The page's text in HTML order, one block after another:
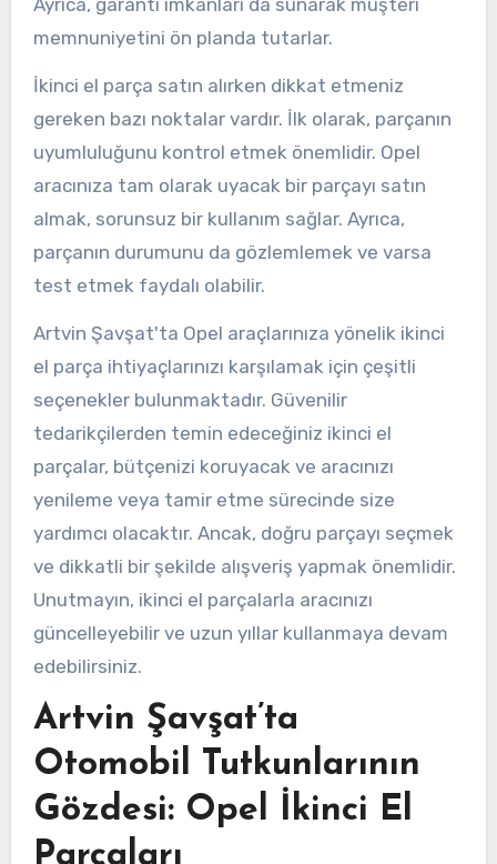
Ayrıca, garanti imkanları da sunarak müşteri
memnuniyetini ön planda tutarlar.
İkinci el parça satın alırken dikkat etmeniz
gereken bazı noktalar vardır. İlk olarak, parçanın
uyumluluğunu kontrol etmek önemlidir. Opel
aracınıza tam olarak uyacak bir parçayı satın
almak, sorunsuz bir kullanım sağlar. Ayrıca,
parçanın durumunu da gözlemlemek ve varsa
test etmek faydalı olabilir.
Artvin Şavşat'ta Opel araçlarınıza yönelik ikinci
el parça ihtiyaçlarınızı karşılamak için çeşitli
seçenekler bulunmaktadır. Güvenilir
tedarikçilerden temin edeceğiniz ikinci el
parçalar, bütçenizi koruyacak ve aracınızı
yenileme veya tamir etme sürecinde size
yardımcı olacaktır. Ancak, doğru parçayı seçmek
ve dikkatli bir şekilde alışveriş yapmak önemlidir.
Unutmayın, ikinci el parçalarla aracınızı
güncelleyebilir ve uzun yıllar kullanmaya devam
edebilirsiniz.
Artvin Şavşat’ta
Otomobil Tutkunlarının
Gözdesi: Opel İkinci El
Parçaları